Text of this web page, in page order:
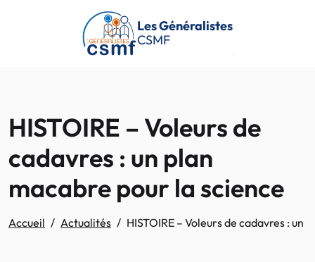
Passer au contenu principal
Les Généralistes
CSMF
HISTOIRE – Voleurs de
cadavres : un plan
macabre pour la science
Accueil Actualités HISTOIRE – Voleurs de cadavres : un